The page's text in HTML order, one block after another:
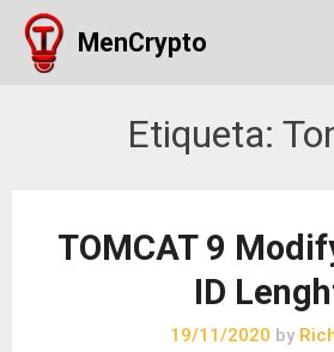
Skip
content
MenCrypto
Etiqueta:
TOMCAT 9
ID
19/11/2020 by